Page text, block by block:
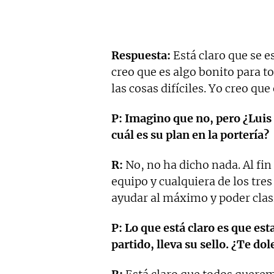
Respuesta: Está claro que se
creo que es algo bonito para
las cosas difíciles. Yo creo
P: Imagino que no, pero
cuál es su plan en la portería?
R: No, no ha dicho nada. Al
equipo y cualquiera de los
ayudar al máximo y poder
P: Lo que está claro es que
partido, lleva su sello. ¿Te